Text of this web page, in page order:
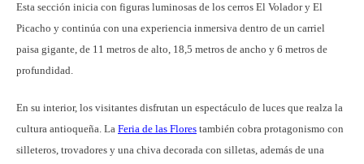
Esta sección inicia con figuras luminosas de los cerros El Volador y El
Picacho y continúa con una experiencia inmersiva dentro de un carriel
paisa gigante, de 11 metros de alto, 18,5 metros de ancho y 6 metros de
profundidad.
En su interior, los visitantes disfrutan un espectáculo de luces que realza la
cultura antioqueña. La Feria de las Flores también cobra protagonismo con
silleteros, trovadores y una chiva decorada con silletas, además de una